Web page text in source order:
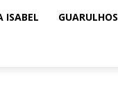
ISABEL GUARULHOS